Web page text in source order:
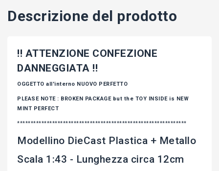
Descrizione del prodotto
!! ATTENZIONE CONFEZIONE
DANNEGGIATA !!
OGGETTO all'interno NUOVO PERFETTO
PLEASE NOTE : BROKEN PACKAGE but the TOY INSIDE is NEW
MINT PERFECT
***************************************************************
Modellino DieCast Plastica + Metallo
Scala 1:43 - Lunghezza circa 12cm